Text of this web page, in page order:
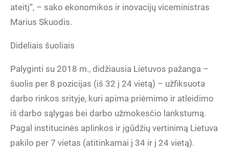
ateitį“, – sako ekonomikos ir inovacijų viceministras
Marius Skuodis.
Dideliais šuoliais
Palyginti su 2018 m., didžiausia Lietuvos pažanga –
šuolis per 8 pozicijas (iš 32 į 24 vietą) – užfiksuota
darbo rinkos srityje, kuri apima priėmimo ir atleidimo
iš darbo sąlygas bei darbo užmokesčio lankstumą.
Pagal institucinės aplinkos ir įgūdžių vertinimą Lietuva
pakilo per 7 vietas (atitinkamai į 34 ir į 24 vietą).